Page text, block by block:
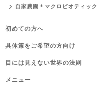
自家農園＊マクロビオティック
初めての方へ
具体策をご希望の方向け
目には見えない世界の法則
メニュー